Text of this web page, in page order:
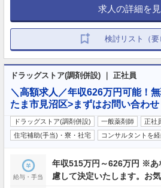
求人の詳細を
検討リスト（要
ドラッグストア(調剤併設) ｜ 正社員
＼高額求人／年収626万円可能！
たま市見沼区>まずはお問い合わせ
ドラッグストア(調剤併設) 一般薬剤師 正社
住宅補助(手当)・寮・社宅
コンサルタントを
給与・手当
年収515万円～626万円 ※あ
慮して決定いたします。お